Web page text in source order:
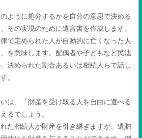
ように処分するかを自分の意思で決める
その実現のために遺言書を作成します。
で定められた人が自動的に亡くなった人
を意味します。配偶者や子どもなど民法
決められた割合あるいは相続人らで話し
。
は、「財産を受け取る人を自由に選べる
るでしょう。
た相続人が財産を引き継ぎますが、遺贈